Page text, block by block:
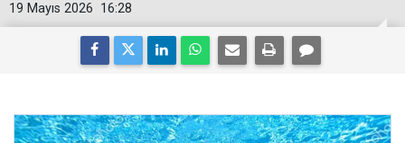
16:28
19 Mayıs 2026